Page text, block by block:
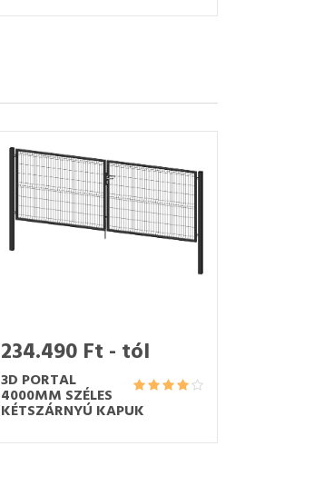
234.490 Ft - tól
3D PORTAL
4000MM SZÉLES
KÉTSZÁRNYÚ KAPUK